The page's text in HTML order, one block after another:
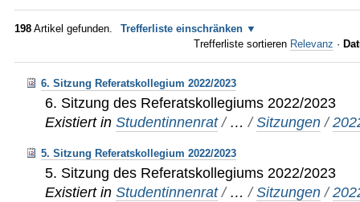
198 Artikel gefunden.
Trefferliste einschränken
Trefferliste sortieren Relevanz ·
6. Sitzung Referatskollegium 2022/2023
6. Sitzung des Referatskollegiums 2022/2023
Existiert in Studentinnenrat / …/Sitzungen /
5. Sitzung Referatskollegium 2022/2023
5. Sitzung des Referatskollegiums 2022/2023
Existiert in Studentinnenrat / …/Sitzungen /